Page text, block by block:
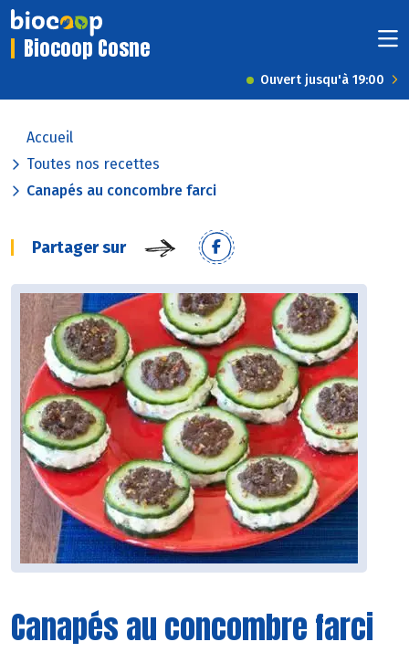
Biocoop Cosne
Ouvert jusqu'à 19:00
Accueil
Toutes nos recettes
Canapés au concombre farci
Partager sur
Canapés au concombre farci